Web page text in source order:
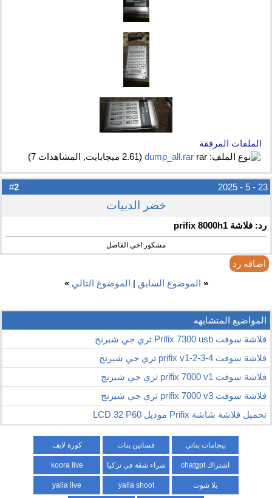
الملفات المرفقة
dump_all.rar‏ (2.61 ميجابايت, المشاهدات 7)
2 23 - 5 - 2025
خضر الدبيات
رد: فلاشة prifix 8000h1
مشكور اخي الفاضل
اضافه رد
« الموضوع السابق | الموضوع التالي »
المواضيع المتشابهه
فلاشة سوفت Prifix 7300 usb ثري جي شيرنج
فلاشة سوفت prifix v1-2-3-4 ثري جي شيرنج
فلاشة سوفت prifix 7000 v1 ثري جي شيرنج
فلاشة سوفت prifix 7000 v3 ثري جي شيرنج
تحميل فلاشة شاشة Prifix موديل LCD 32 P60
بيجامات بناتي فساتين بنات كورة لايف
اشتراك chatgpt شراء شقة في تركيا koora live
يلا شوت yalla shoot
yalla live